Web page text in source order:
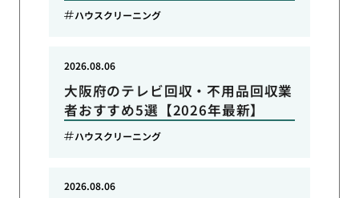
ハウスクリーニング
大阪府のテレビ回収・不用品回収業
者おすすめ5選【2026年最新】
2026.08.06
ハウスクリーニング
2026.08.06